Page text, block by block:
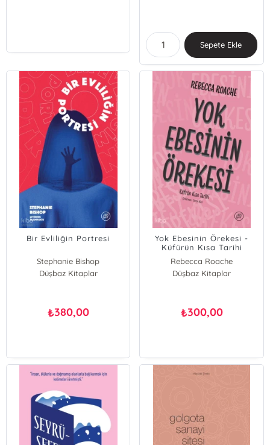
Sepete Ekle
Bir Evliliğin Portresi
Stephanie Bishop
Düşbaz Kitaplar
₺380,00
Yok Ebesinin Örekesi -
Küfürün Kısa Tarihi
Rebecca Roache
Düşbaz Kitaplar
₺300,00